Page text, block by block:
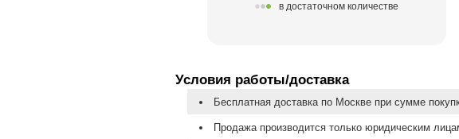
в достаточном количестве
Условия работы/доставка
Бесплатная доставка по Москве при сумме
Продажа производится только юридическим